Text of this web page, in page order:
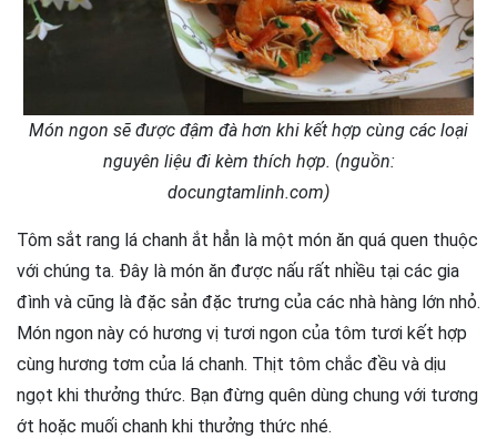
Món ngon sẽ được đậm đà hơn khi kết hợp cùng các loại
nguyên liệu đi kèm thích hợp. (nguồn:
docungtamlinh.com)
Tôm sắt rang lá chanh ắt hẳn là một món ăn quá quen thuộc
với chúng ta. Đây là món ăn được nấu rất nhiều tại các gia
đình và cũng là đặc sản đặc trưng của các nhà hàng lớn nhỏ.
Món ngon này có hương vị tươi ngon của tôm tươi kết hợp
cùng hương tơm của lá chanh. Thịt tôm chắc đều và dịu
ngọt khi thưởng thức. Bạn đừng quên dùng chung với tương
ớt hoặc muối chanh khi thưởng thức nhé.